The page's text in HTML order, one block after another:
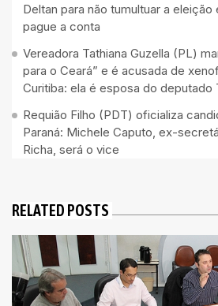
Deltan para não tumultuar a
pague a conta
Vereadora Tathiana Guzella (PL)
para o Ceará” e é acusada de
Curitiba: ela é esposa do deputado
Requião Filho (PDT) oficializa
Paraná: Michele Caputo, ex-
Richa, será o vice
RELATED POSTS